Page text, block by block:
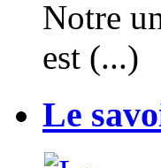
Notre
est (...)
Le